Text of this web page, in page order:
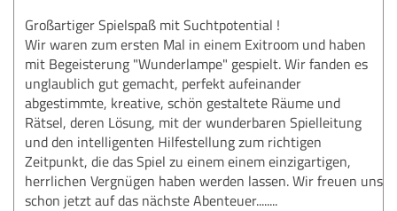
Großartiger Spielspaß mit Suchtpotential !
Wir waren zum ersten Mal in einem Exitroom und haben
mit Begeisterung "Wunderlampe" gespielt. Wir fanden es
unglaublich gut gemacht, perfekt aufeinander
abgestimmte, kreative, schön gestaltete Räume und
Rätsel, deren Lösung, mit der wunderbaren Spielleitung
und den intelligenten Hilfestellung zum richtigen
Zeitpunkt, die das Spiel zu einem einem einzigartigen,
herrlichen Vergnügen haben werden lassen. Wir freuen uns
schon jetzt auf das nächste Abenteuer........